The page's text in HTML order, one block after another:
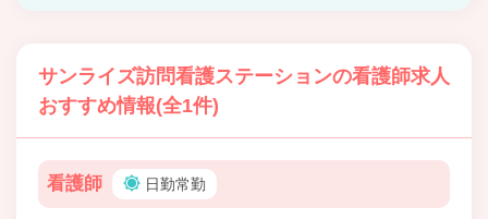
サンライズ訪問看護ステーションの看護師求人
おすすめ情報(全1件)
看護師 日勤常勤